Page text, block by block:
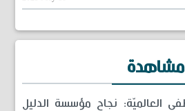
مشاهدة
العالميّة: نجاح مؤسسة الدليل